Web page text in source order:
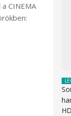
CINEMA